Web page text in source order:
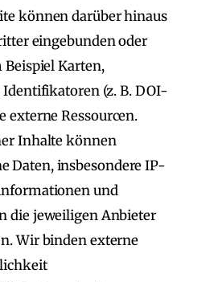
können darüber hinaus
eingebunden oder
Karten,
(z. B. DOI-
externe Ressourcen.
Inhalte können
Daten, insbesondere IP-
und
die jeweiligen Anbieter
Wir binden externe